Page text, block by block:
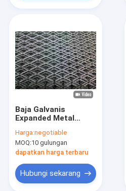
Baja Galvanis
Expanded Metal
Perusahaan Baja
Karbon Rendah ISO
Harga:negotiable
MOQ:10 gulungan
dapatkan harga terbaru
Hubungi sekarang